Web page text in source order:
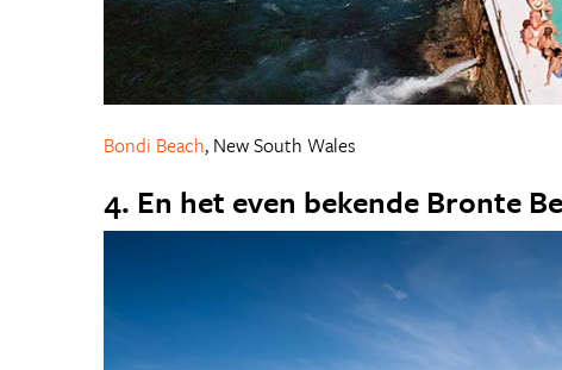
Bondi Beach, New South Wales
4. En het even bekende Bronte